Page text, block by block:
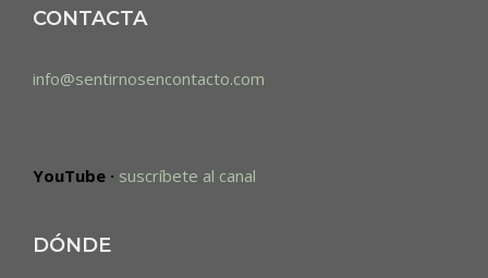
CONTACTA
info@sentirnosencontacto.com
YouTube · suscríbete al canal
DÓNDE